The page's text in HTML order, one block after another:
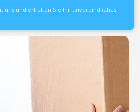
uns und erhalten Sie Ihr unverbindliches